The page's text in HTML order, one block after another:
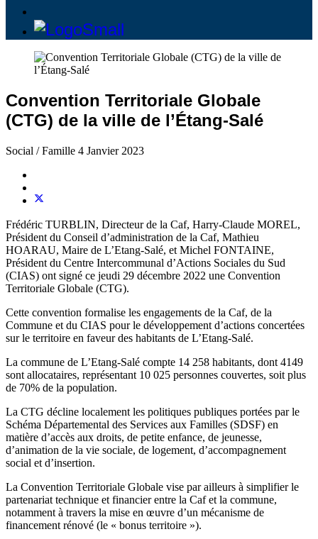
Convention Territoriale Globale
(CTG) de la ville de l’Étang-Salé
Social / Famille 4 Janvier 2023
Frédéric TURBLIN, Directeur de la Caf, Harry-Claude MOREL,
Président du Conseil d’administration de la Caf, Mathieu
HOARAU, Maire de L’Etang-Salé, et Michel FONTAINE,
Président du Centre Intercommunal d’Actions Sociales du Sud
(CIAS) ont signé ce jeudi 29 décembre 2022 une Convention
Territoriale Globale (CTG).
Cette convention formalise les engagements de la Caf, de la
Commune et du CIAS pour le développement d’actions concertées
sur le territoire en faveur des habitants de L’Etang-Salé.
La commune de L’Etang-Salé compte 14 258 habitants, dont 4149
sont allocataires, représentant 10 025 personnes couvertes, soit plus
de 70% de la population.
La CTG décline localement les politiques publiques portées par le
Schéma Départemental des Services aux Familles (SDSF) en
matière d’accès aux droits, de petite enfance, de jeunesse,
d’animation de la vie sociale, de logement, d’accompagnement
social et d’insertion.
La Convention Territoriale Globale vise par ailleurs à simplifier le
partenariat technique et financier entre la Caf et la commune,
notamment à travers la mise en œuvre d’un mécanisme de
financement rénové (le « bonus territoire »).